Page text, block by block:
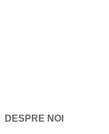
DESPRE NOI